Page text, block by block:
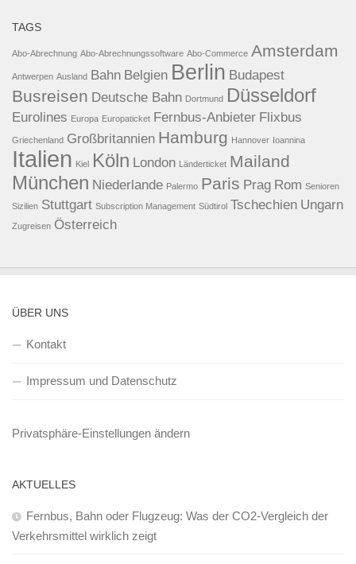
TAGS
Abo-Abrechnung Abo-Abrechnungssoftware Abo-Commerce Amsterdam
Antwerpen Ausland Bahn Belgien Berlin Budapest
Busreisen Deutsche Bahn Dortmund Düsseldorf
Eurolines Europa Europaticket Fernbus-Anbieter Flixbus
Griechenland Großbritannien Hamburg Hannover Ioannina
Italien Kiel Köln London Länderticket Mailand
München Niederlande Palermo Paris Prag Rom Senioren
Sizilien Stuttgart Subscription Management Südtirol Tschechien Ungarn
Zugreisen Österreich
ÜBER UNS
Kontakt
Impressum und Datenschutz
Privatsphäre-Einstellungen ändern
AKTUELLES
Fernbus, Bahn oder Flugzeug: Was der CO2-Vergleich der
Verkehrsmittel wirklich zeigt